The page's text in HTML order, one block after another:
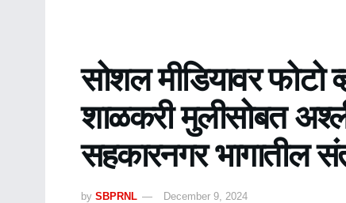
सोशल मीडियावर फोटो
शाळकरी मुलीसोबत
सहकारनगर भागातील
by SBPRNL December 9, 2024